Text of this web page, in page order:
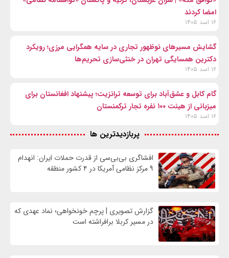
امضا کردند
۱۶ اسد ۱۴۰۵
گشایش مسیرهای نوظهور تجاری در سایه همگرایی مرزی؛ رویکرد
دکترین همسایگی تهران در خنثی‌سازی تحریم‌ها
۱۶ اسد ۱۴۰۵
گام کابل و عشق‌آباد برای توسعه ترانزیت؛ پیشنهاد افغانستان برای
میزبانی از هیئت ۱۰۰ نفره تجار ترکمنستان
۱۶ اسد ۱۴۰۵
پربازدیدترین ها
افشاگری بی‌بی‌سی از قدرت حملات ایران: انهدام
۹ مرکز نظامی آمریکا در ۴ کشور منطقه
گزارش تصویری | پرچم خونخواهی؛ نماد عهدی که
در مسیر کربلا برافراشته است